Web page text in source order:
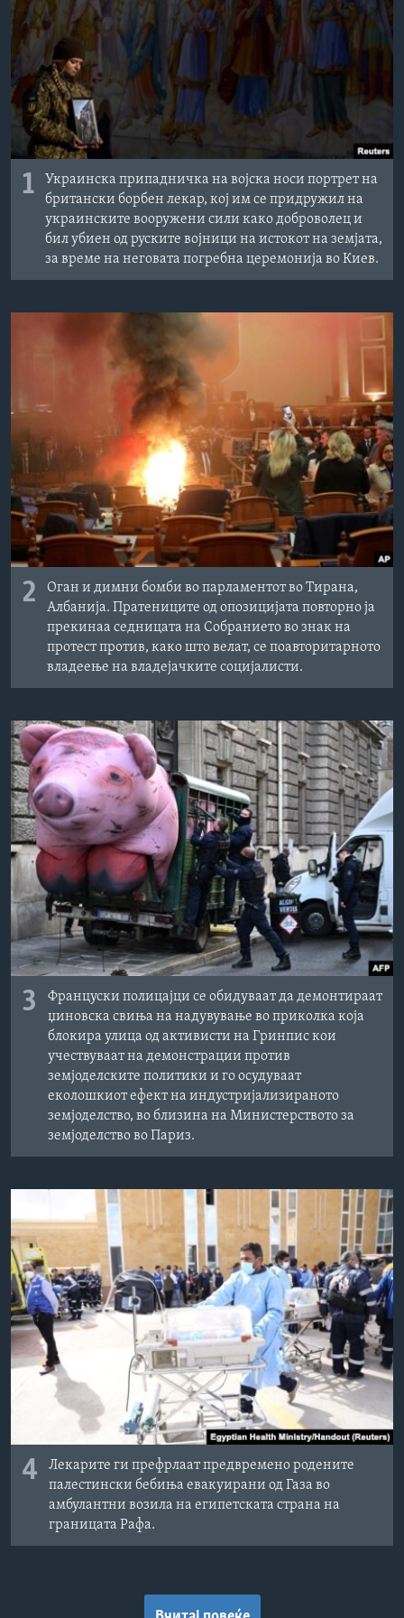
ИНТЕРВЈУА
Јазици
1
Украинска припадничка на војска носи портрет на
британски борбен лекар, кој им се придружил на
украинските вооружени сили како доброволец и
бил убиен од руските војници на истокот на земјата,
за време на неговата погребна церемонија во Киев.
2
Оган и димни бомби во парламентот во Тирана,
Албанија. Пратениците од опозицијата повторно ја
прекинаа седницата на Собранието во знак на
протест против, како што велат, се поавторитарното
владеење на владејачките социјалисти.
3
Француски полицајци се обидуваат да демонтираат
џиновска свиња на надувување во приколка која
блокира улица од активисти на Гринпис кои
учествуваат на демонстрации против
земјоделските политики и го осудуваат
еколошкиот ефект на индустријализираното
земјоделство, во близина на Министерството за
земјоделство во Париз.
4
Лекарите ги префрлаат предвремено родените
палестински бебиња евакуирани од Газа во
амбулантни возила на египетската страна на
границата Рафа.